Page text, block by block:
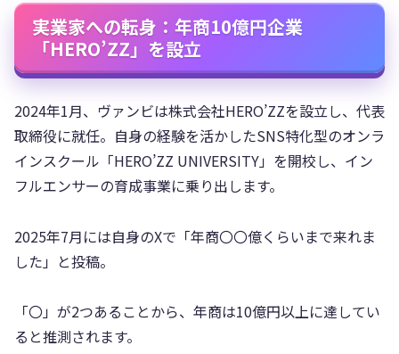
実業家への転身：年商10億円企業
「HERO’ZZ」を設立
2024年1月、ヴァンビは株式会社HERO’ZZを設立し、代表
取締役に就任。自身の経験を活かしたSNS特化型のオンラ
インスクール「HERO’ZZ UNIVERSITY」を開校し、イン
フルエンサーの育成事業に乗り出します。
2025年7月には自身のXで「年商〇〇億くらいまで来れま
した」と投稿。
「〇」が2つあることから、年商は10億円以上に達してい
ると推測されます。